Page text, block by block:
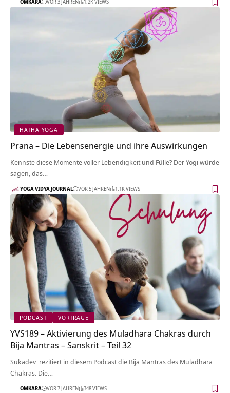
HATHA YOGA
Prana – Die Lebensenergie und ihre Auswirkungen
Kennste diese Momente voller Lebendigkeit und Fülle? Der Yogi würde
sagen, das…
YOGA VIDYA JOURNAL VOR 5 JAHREN 1.1K VIEWS
PODCAST VORTRÄGE
YVS189 – Aktivierung des Muladhara Chakras durch
Bija Mantras – Sanskrit – Teil 32
Sukadev rezitiert in diesem Podcast die Bija Mantras des Muladhara
Chakras. Die…
OMKARA VOR 7 JAHREN 348 VIEWS